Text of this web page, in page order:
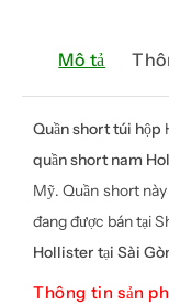
Mô tả
Quần short túi hộp
quần short nam
Mỹ. Quần short
đang được bán tại
Hollister tại Sài
Thông tin sản